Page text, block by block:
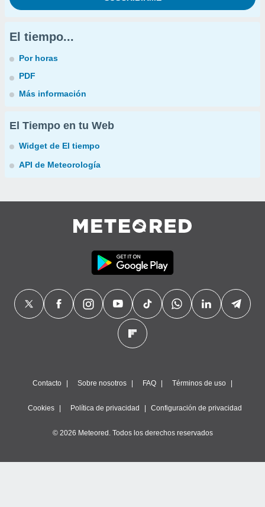
El tiempo...
Por horas
PDF
Más información
El Tiempo en tu Web
Widget de El tiempo
API de Meteorología
Contacto Sobre nosotros FAQ Términos de uso
Cookies Política de privacidad Configuración de privacidad
© 2026 Meteored. Todos los derechos reservados